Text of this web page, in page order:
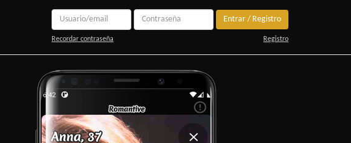
Entrar / Registro
Recordar contraseña Registro